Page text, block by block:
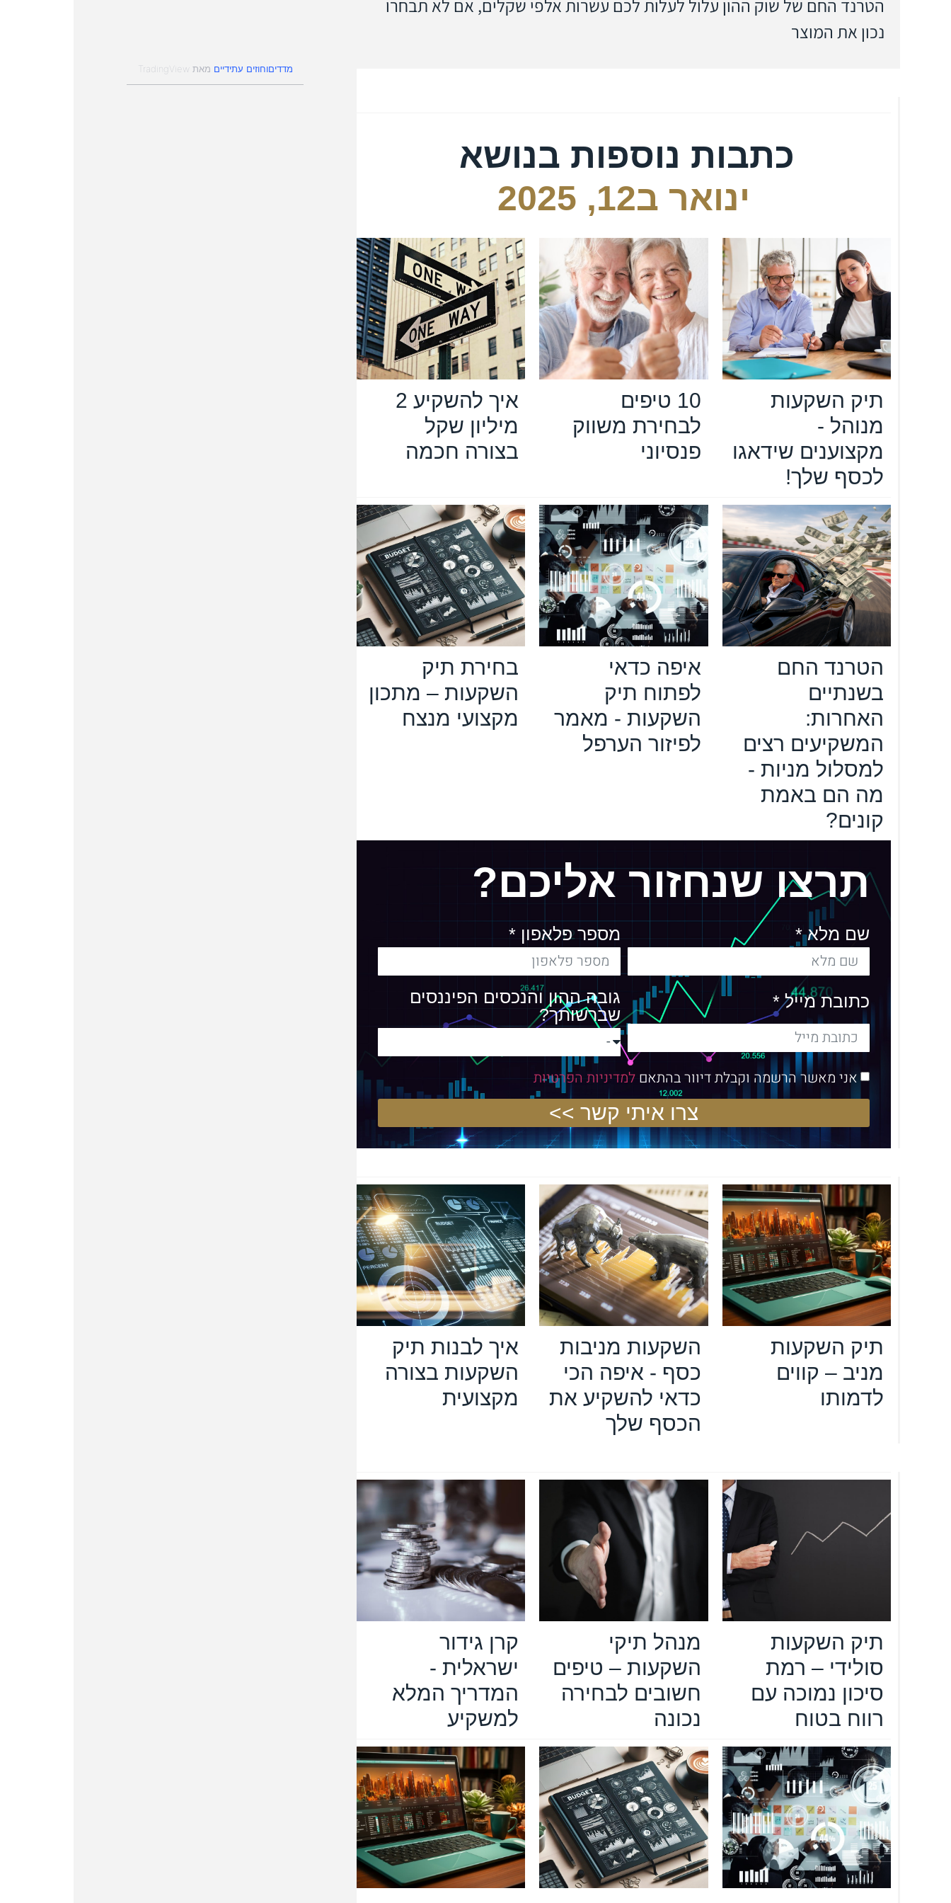
הטרנד החם של שוק ההון עלול לעלות לכם עשרות אלפי שקלים, אם לא תבחרו
נכון את המוצר
כתבות נוספות בנושא
ינואר ב12, 2025
תיק השקעות
מנוהל -
מקצוענים שידאגו
לכסף שלך!
10 טיפים
לבחירת משווק
פנסיוני
איך להשקיע 2
מיליון שקל
בצורה חכמה
הטרנד החם
בשנתיים
האחרות:
המשקיעים רצים
למסלול מניות -
מה הם באמת
קונים?
איפה כדאי
לפתוח תיק
השקעות - מאמר
לפיזור הערפל
בחירת תיק
השקעות – מתכון
מקצועי מנצח
תרצו שנחזור אליכם?
שם מלא * מספר פלאפון *
כתובת מייל *
גובה ההון והנכסים הפיננסים
שברשותך?
אני מאשר הרשמה וקבלת דיוור בהתאם למדיניות הפרטיות
צרו איתי קשר >>
תיק השקעות
מניב – קווים
לדמותו
השקעות מניבות
כסף - איפה הכי
כדאי להשקיע את
הכסף שלך
איך לבנות תיק
השקעות בצורה
מקצועית
תיק השקעות
סולידי – רמת
סיכון נמוכה עם
רווח בטוח
מנהל תיקי
השקעות – טיפים
חשובים לבחירה
נכונה
קרן גידור
ישראלית -
המדריך המלא
למשקיע
מדדים
‎ו‎ חוזים עתידיים